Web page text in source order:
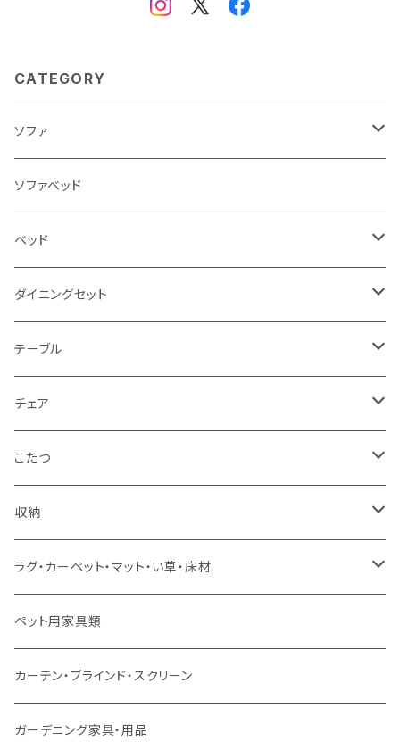
CATEGORY
ソファ
3人掛け
2.5人掛け
2人掛け
1人掛け
カウチソファ
コーナーソファ
ソファセット
スツール・オットマン
ソファ付属品
クッション・座椅子
ソファベッド
ベッド
シングルサイズ以下（フレームのみ）
セミダブルサイズ（フレームのみ）
ダブルサイズ（フレームのみ）
ワイドダブルサイズ以上（フレームのみ）
シングルサイズ以下（マットレス付）
セミダブルサイズ（マットレス付）
ダブルサイズ（マットレス付）
ダブルサイズ以上（マットレス付）
ロフトベッド
ダイニングセット
ダイニング3点セット以下
ダイニング4点セット
ダイニング5点・6点セット
ダイニング7点セット以上
テーブル
センターテーブル
ダイニングテーブル
カウンターテーブル
リフティングテーブル
サイドテーブル・コーヒーテーブル
デスク
チェア
ダイニングチェア
カウンターチェア
キッズチェア
オフィスチェア・ゲーミングチェア
ダイニングベンチ・スツール
こたつ
こたつテーブル
こたつ布団
コタツ・布団セット
収納
本棚・シェルフ
食器棚・収納庫
レンジ台・カウンター
ラック
ラグ・カーペット・マット・い草・床材
マット・フロアタイル
ラグ
カーペット
ペット用家具類
カーテン・ブラインド・スクリーン
ガーデニング家具・用品